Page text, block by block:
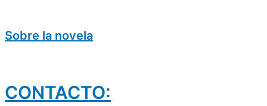
Sobre la novela
CONTACTO: